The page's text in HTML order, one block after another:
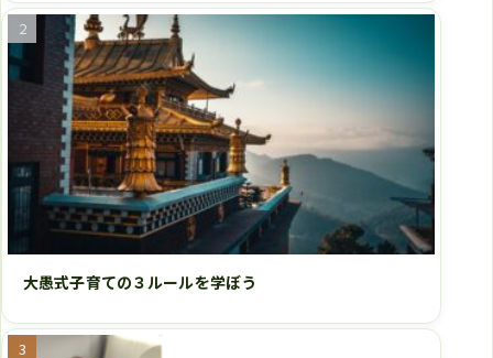
大愚式子育ての３ルールを学ぼう